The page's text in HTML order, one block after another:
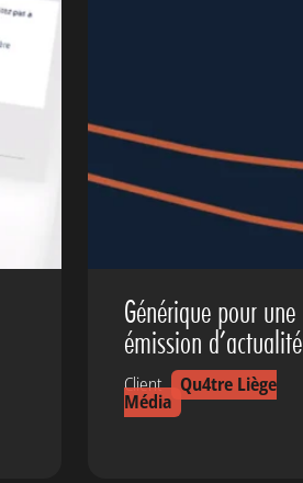
Générique pour une
émission d’actualité
Client Qu4tre Liège
Média